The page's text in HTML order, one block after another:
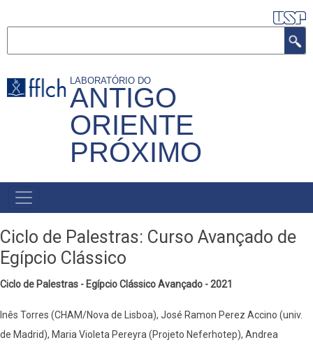
para
principal
LABORATÓRIO DO
ANTIGO
ORIENTE
PRÓXIMO
NAVEGAÇÃO
PRINCIPAL
Ciclo de Palestras: Curso Avançado de
Egípcio Clássico
Ciclo de Palestras - Egípcio Clássico Avançado - 2021
Inês Torres (CHAM/Nova de Lisboa), José Ramon Perez Accino (univ.
de Madrid), Maria Violeta Pereyra (Projeto Neferhotep), Andrea